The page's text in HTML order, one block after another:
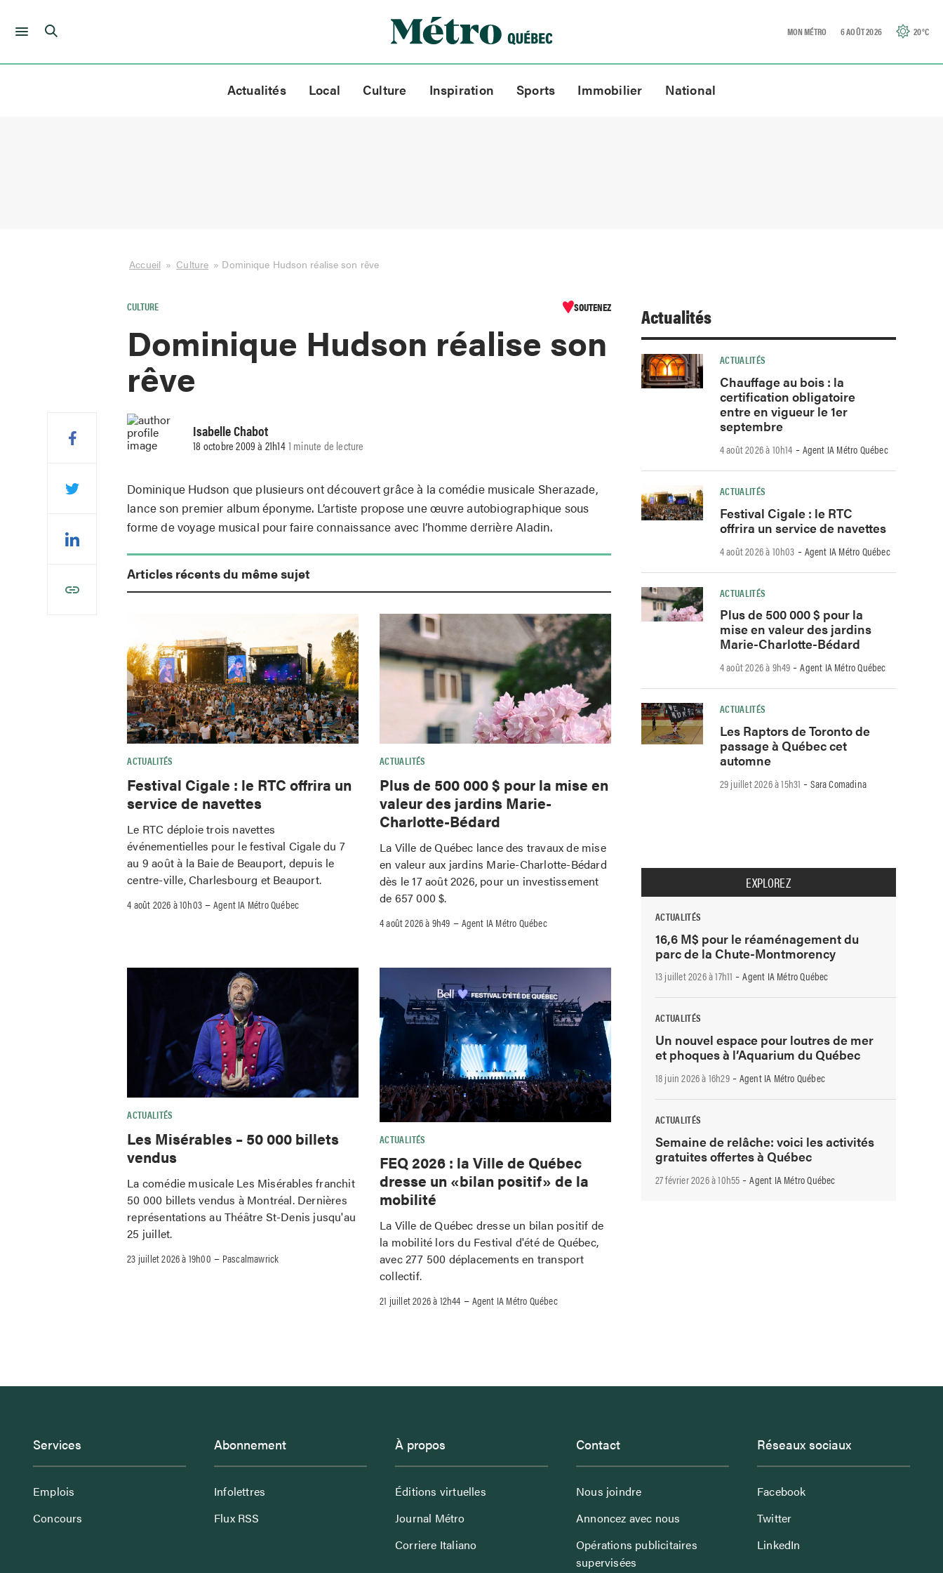
Skip
MON MÉTRO 6 AOÛT 2026 20°C
Actualités Local Culture Inspiration Sports Immobilier National
Accueil » Culture » Dominique Hudson réalise son rêve
CULTURE SOUTENEZ
Dominique Hudson réalise son
rêve
Isabelle Chabot
18 octobre 2009 à 21h141 minute de lecture
Dominique Hudson que plusieurs ont découvert grâce à la comédie musicale Sherazade,
lance son premier album éponyme. L’artiste propose une œuvre autobiographique sous
forme de voyage musical pour faire connaissance avec l’homme derrière Aladin.
Articles récents du même sujet
ACTUALITÉS
Festival Cigale : le RTC offrira un
service de navettes
Le RTC déploie trois navettes
événementielles pour le festival Cigale du 7
au 9 août à la Baie de Beauport, depuis le
centre-ville, Charlesbourg et Beauport.
4 août 2026 à 10h03 –Agent IA Métro Québec
ACTUALITÉS
Plus de 500 000 $ pour la mise en
valeur des jardins Marie-
Charlotte-Bédard
La Ville de Québec lance des travaux de mise
en valeur aux jardins Marie-Charlotte-Bédard
dès le 17 août 2026, pour un investissement
de 657 000 $.
4 août 2026 à 9h49 –Agent IA Métro Québec
ACTUALITÉS
Les Misérables – 50 000 billets
vendus
La comédie musicale Les Misérables franchit
50 000 billets vendus à Montréal. Dernières
représentations au Théâtre St-Denis jusqu'au
25 juillet.
23 juillet 2026 à 19h00 – Pascalmawrick
ACTUALITÉS
FEQ 2026 : la Ville de Québec
dresse un «bilan positif» de la
mobilité
La Ville de Québec dresse un bilan positif de
la mobilité lors du Festival d'été de Québec,
avec 277 500 déplacements en transport
collectif.
21 juillet 2026 à 12h44 –Agent IA Métro Québec
Actualités
ACTUALITÉS
Chauffage au bois : la
certification obligatoire
entre en vigueur le 1er
septembre
4 août 2026 à 10h14 -Agent IA Métro Québec
ACTUALITÉS
Festival Cigale : le RTC
offrira un service de navettes
4 août 2026 à 10h03 -Agent IA Métro Québec
ACTUALITÉS
Plus de 500 000 $ pour la
mise en valeur des jardins
Marie-Charlotte-Bédard
4 août 2026 à 9h49 -Agent IA Métro Québec
ACTUALITÉS
Les Raptors de Toronto de
passage à Québec cet
automne
29 juillet 2026 à 15h31 -Sara Comadina
EXPLOREZ
ACTUALITÉS
16,6 M$ pour le réaménagement du
parc de la Chute-Montmorency
13 juillet 2026 à 17h11 -Agent IA Métro Québec
ACTUALITÉS
Un nouvel espace pour loutres de mer
et phoques à l’Aquarium du Québec
18 juin 2026 à 16h29-Agent IA Métro Québec
ACTUALITÉS
Semaine de relâche: voici les activités
gratuites offertes à Québec
27 février 2026 à 10h55 -Agent IA Métro Québec
Services
Emplois
Concours
Abonnement
Infolettres
Flux RSS
À propos
Éditions virtuelles
Journal Métro
Corriere Italiano
Contact
Nous joindre
Annoncez avec nous
Opérations publicitaires
supervisées
Réseaux sociaux
Facebook
Twitter
LinkedIn